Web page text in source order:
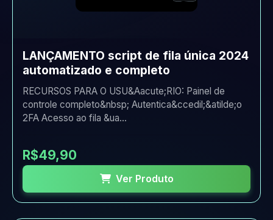
LANÇAMENTO script de fila única 2024
automatizado e completo
RECURSOS PARA O USU&Aacute;RIO: Painel de
controle completo&nbsp; Autentica&ccedil;&atilde;o
2FA Acesso ao fila &ua...
R$49,90
Ver Produto